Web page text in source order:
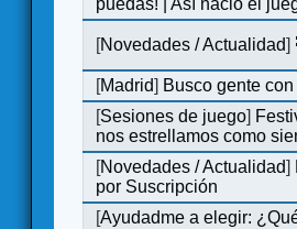
puedas! | Así nació el
[Novedades / Actualidad]
[Madrid] Busco gente
[Sesiones de juego]
nos estrellamos como
[Novedades / Actualidad]
por Suscripción
[Ayudadme a elegir: